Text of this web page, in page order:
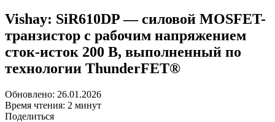
Vishay: SiR610DP — силовой MOSFET-
транзистор с рабочим напряжением
сток-исток 200 В, выполненный по
технологии ThunderFET®
Обновлено: 26.01.2026
Время чтения: 2 минут
Поделиться